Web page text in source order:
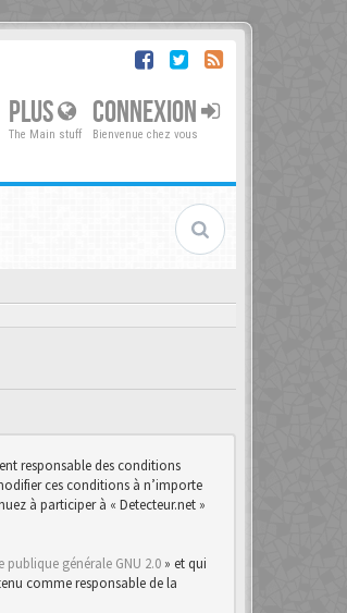
PLUS
The Main stuff
CONNEXION
Bienvenue chez vous
responsable des conditions
ces conditions à n’importe
à participer à « Detecteur.net »
publique générale GNU 2.0 » et qui
comme responsable de la